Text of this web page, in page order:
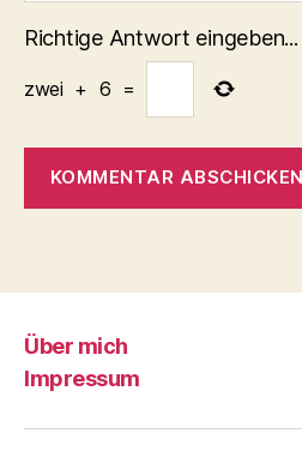
Richtige Antwort eingeben...
zwei + 6 =
Über mich
Impressum